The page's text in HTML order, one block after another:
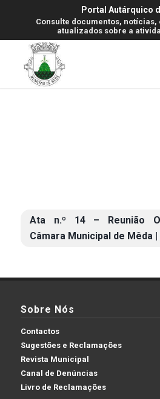
Portal Autárquico
Consulte documentos, notícias,
atualizados sobre a
Ata n.º 14 – Reunião
Câmara Municipal de Mêda
Sobre Nós
Contactos
Sugestões e Reclamações
Revista Municipal
Canal de Denúncias
Livro de Reclamações